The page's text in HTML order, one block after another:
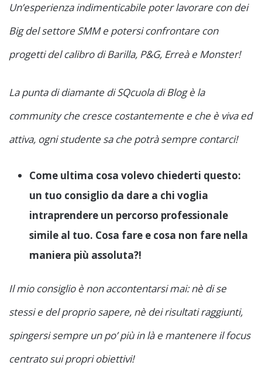
Un’esperienza indimenticabile poter lavorare con dei
Big del settore SMM e potersi confrontare con
progetti del calibro di Barilla, P&G, Erreà e Monster!
La punta di diamante di SQcuola di Blog è la
community che cresce costantemente e che è viva ed
attiva, ogni studente sa che potrà sempre contarci!
Come ultima cosa volevo chiederti questo:
un tuo consiglio da dare a chi voglia
intraprendere un percorso professionale
simile al tuo. Cosa fare e cosa non fare nella
maniera più assoluta?!
Il mio consiglio è non accontentarsi mai: nè di se
stessi e del proprio sapere, nè dei risultati raggiunti,
spingersi sempre un po’ più in là e mantenere il focus
centrato sui propri obiettivi!